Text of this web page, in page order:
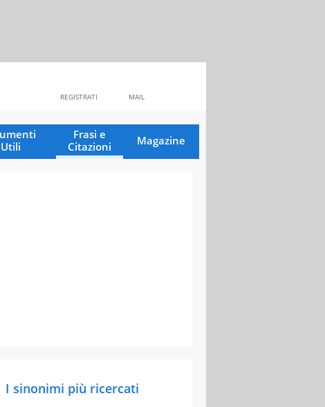
MAIL
REGISTRATI
Utili
Frasi e
Citazioni
Magazine
I sinonimi più ricercati